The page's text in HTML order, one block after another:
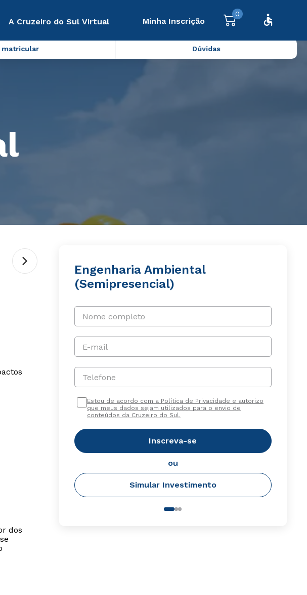
A Cruzeiro do Sul Virtual Minha Inscrição
0
matricular Dúvidas
dos
Engenharia Ambiental
(Semipresencial)
Nome completo
E-mail
Telefone
Estou de acordo com a Política de Privacidade e autorizo
que meus dados sejam utilizados para o envio de
conteúdos da Cruzeiro do Sul.
Inscreva-se
ou
Simular Investimento